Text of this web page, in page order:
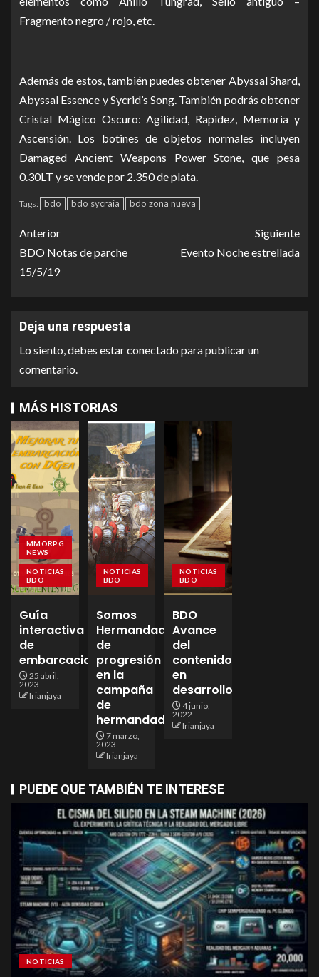
Fragmento negro / rojo, etc.
Además de estos, también puedes obtener Abyssal Shard,
Abyssal Essence y Sycrid’s Song. También podrás obtener
Cristal Mágico Oscuro: Agilidad, Rapidez, Memoria y
Ascensión.
Los botines de objetos normales incluyen
Damaged Ancient Weapons Power Stone, que pesa
0.30LT y se vende por 2.350 de plata.
Tags: bdo bdo sycraia bdo zona nueva
Anterior
BDO Notas de parche
15/5/19
Siguiente
Evento Noche estrellada
Deja una respuesta
Lo siento, debes estarconectado para publicar un
comentario.
MÁS HISTORIAS
MMORPG
NEWS
NOTICIAS
BDO
Guía
interactiva
de
embarcaciones
25 abril,
2023
Irianjaya
NOTICIAS
BDO
Somos
Hermandad
de
progresión
en la
campaña
de
hermandades!
7 marzo,
2023
Irianjaya
NOTICIAS
BDO
BDO
Avance
del
contenido
en
desarrollo
4 junio,
2022
Irianjaya
PUEDE QUE TAMBIÉN TE INTERESE
NOTICIAS